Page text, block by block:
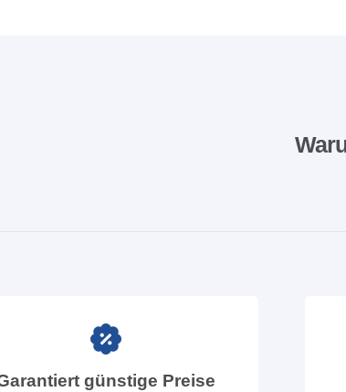
günstige Preise